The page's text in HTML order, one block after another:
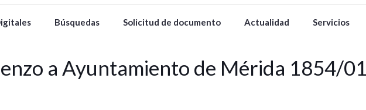
Búsquedas Solicitud de documento Actualidad Servicios
a Ayuntamiento de Mérida 1854/